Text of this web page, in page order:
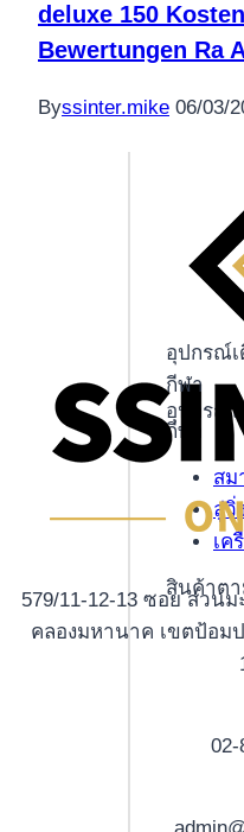
อุปกรณ์
กีฬา
อุปกรณ์
กีฬา
สม
ลู่วิ่ง
เค
สินค้าต
deluxe 150
Bewertungen Ra
Byssinter.mike 06/03/
579/11-12-13 ซอย สวนม
คลองมหานาค เขตป้อม
02-